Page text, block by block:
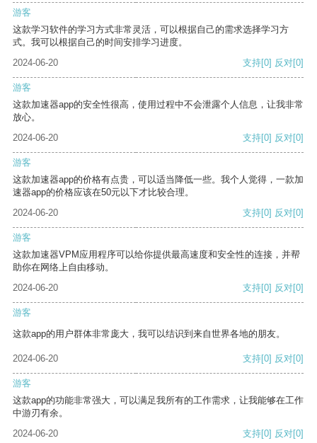
游客
这款学习软件的学习方式非常灵活，可以根据自己的需求选择学习方
式。我可以根据自己的时间安排学习进度。
2024-06-20
支持[0] 反对[0]
游客
这款加速器app的安全性很高，使用过程中不会泄露个人信息，让我非常
放心。
2024-06-20
支持[0] 反对[0]
游客
这款加速器app的价格有点贵，可以适当降低一些。我个人觉得，一款加
速器app的价格应该在50元以下才比较合理。
2024-06-20
支持[0] 反对[0]
游客
这款加速器VPM应用程序可以给你提供最高速度和安全性的连接，并帮
助你在网络上自由移动。
2024-06-20
支持[0] 反对[0]
游客
这款app的用户群体非常庞大，我可以结识到来自世界各地的朋友。
2024-06-20 支持[0] 反对[0]
游客
这款app的功能非常强大，可以满足我所有的工作需求，让我能够在工作
中游刃有余。
2024-06-20
支持[0] 反对[0]